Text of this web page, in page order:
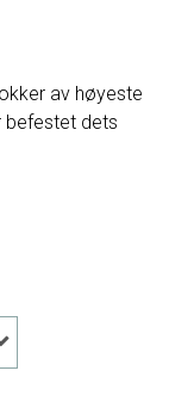
av høyeste
befestet dets